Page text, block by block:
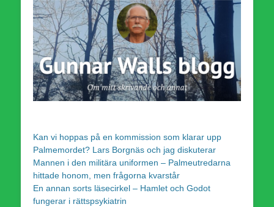
Kan vi hoppas på en kommission som klarar upp
Palmemordet? Lars Borgnäs och jag diskuterar
Mannen i den militära uniformen – Palmeutredarna
hittade honom, men frågorna kvarstår
En annan sorts läsecirkel – Hamlet och Godot
fungerar i rättspsykiatrin